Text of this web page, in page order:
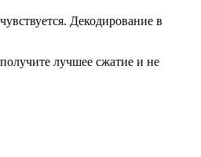
Декодирование в
лучшее сжатие и не